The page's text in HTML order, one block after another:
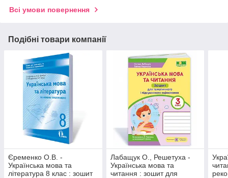
Всі умови повернення
Подібні товари компанії
Єременко О.В. -
Українська мова та
література 8 клас : зошит
Лабащук О., Решетуха -
Українська мова та
читання : зошит для